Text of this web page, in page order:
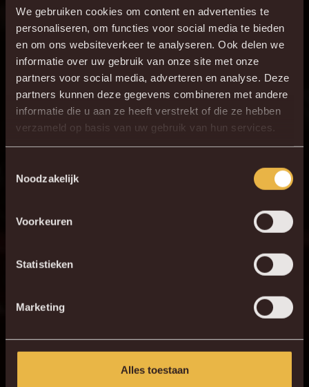
We gebruiken cookies om content en advertenties te
personaliseren, om functies voor social media te bieden
en om ons websiteverkeer te analyseren. Ook delen we
informatie over uw gebruik van onze site met onze
partners voor social media, adverteren en analyse. Deze
partners kunnen deze gegevens combineren met andere
informatie die u aan ze heeft verstrekt of die ze hebben
verzameld op basis van uw gebruik van hun services.
Noodzakelijk
Voorkeuren
Statistieken
Marketing
Alles toestaan
J. Vanlerberghe
ONZE OPSTELLING
15 Y. Thoelen
3 L. Bijker
5 S. Walsh
11 N. Storm
7 G. Hairemans